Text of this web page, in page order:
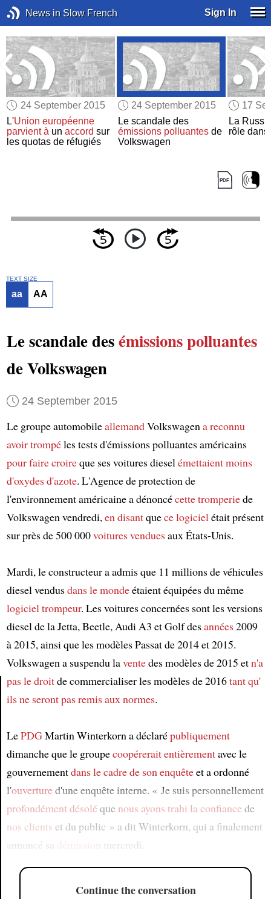
News in Slow French Sign In
24 September 2015
L'Union européenne
parvient à unaccord sur
les quotas de réfugiés
24 September 2015
Le scandale des
émissions polluantesde
Volkswagen
17
La
rôle
TEXT SIZE
aa AA
Le scandale desémissions polluantes
de Volkswagen
24 September 2015
Le groupe automobileallemandVolkswagena reconnu
avoir trompéles tests d'émissions polluantes américains
pour faire croireque ses voitures dieselémettaientmoins
d'oxydes d'azote. L'Agence de protection de
l'environnement américaine a dénoncécette tromperiede
Volkswagen vendredi,en disantquece logicielétait présent
sur près de 500 000voituresvenduesaux États-Unis.
Mardi, le constructeur a admis que 11 millions de véhicules
diesel vendusdans le mondeétaient équipées du même
logiciel trompeur. Les voitures concernées sont les versions
diesel de la Jetta, Beetle, Audi A3 et Golf desannées2009
à 2015, ainsi que les modèles Passat de 2014 et 2015.
Volkswagen a suspendu laventedes modèles de 2015 etn'a
pas le droitde commercialiser les modèles de 2016tant qu'
ils ne seront pas remis aux normes.
LePDGMartin Winterkorn a déclarépubliquement
dimanche que le groupecoopérerait entièrementavec le
gouvernementdans le cadre de son enquêteet a ordonné
l'ouvertured'une enquête interne. « Je suis personnellement
profondément désoléque nous ayons trahi la confiancede
nos clients et du public » a dit Winterkorn, qui a finalement
annoncé sa démission mercredi.
Continue the conversation